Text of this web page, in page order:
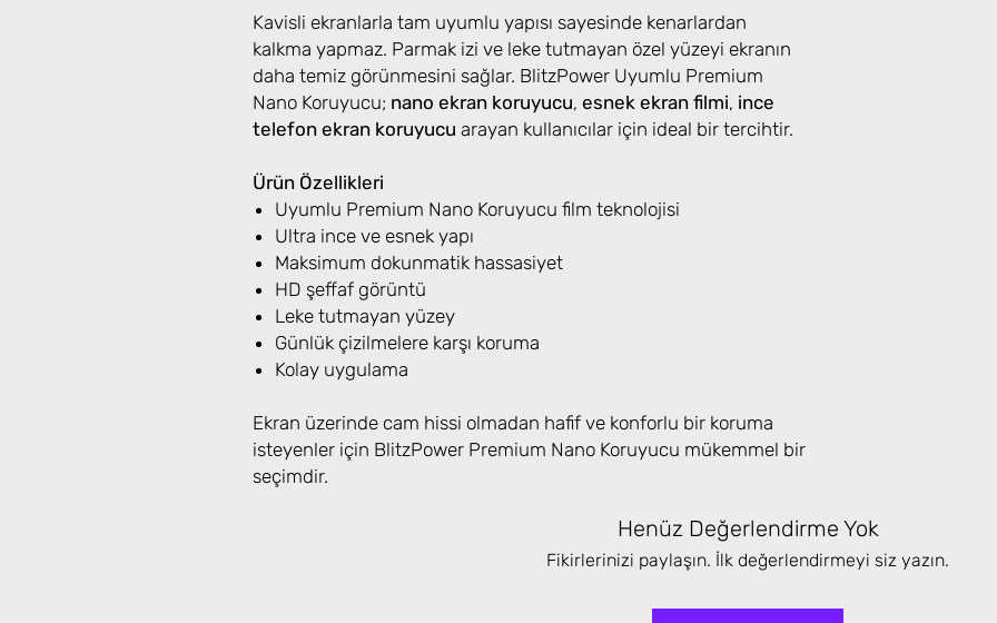
Kavisli ekranlarla tam uyumlu yapısı sayesinde kenarlardan
kalkma yapmaz. Parmak izi ve leke tutmayan özel yüzeyi ekranın
daha temiz görünmesini sağlar. BlitzPower Uyumlu Premium
Nano Koruyucu; nano ekran koruyucu, esnek ekran filmi, ince
telefon ekran koruyucu arayan kullanıcılar için ideal bir tercihtir.
Ürün Özellikleri
Uyumlu Premium Nano Koruyucu film teknolojisi
Ultra ince ve esnek yapı
Maksimum dokunmatik hassasiyet
HD şeffaf görüntü
Leke tutmayan yüzey
Günlük çizilmelere karşı koruma
Kolay uygulama
Ekran üzerinde cam hissi olmadan hafif ve konforlu bir koruma
isteyenler için BlitzPower Premium Nano Koruyucu mükemmel bir
seçimdir.
Henüz Değerlendirme Yok
Fikirlerinizi paylaşın. İlk değerlendirmeyi siz yazın.